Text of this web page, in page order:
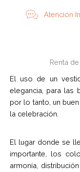
Atención
Renta
El uso de un
elegancia, para las
por lo tanto, un
la celebración.
El lugar donde se
importante, los
armonía,